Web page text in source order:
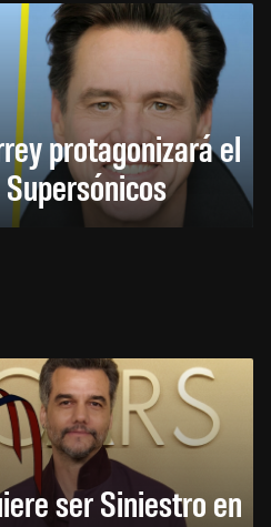
protagonizará el
ser Siniestro en